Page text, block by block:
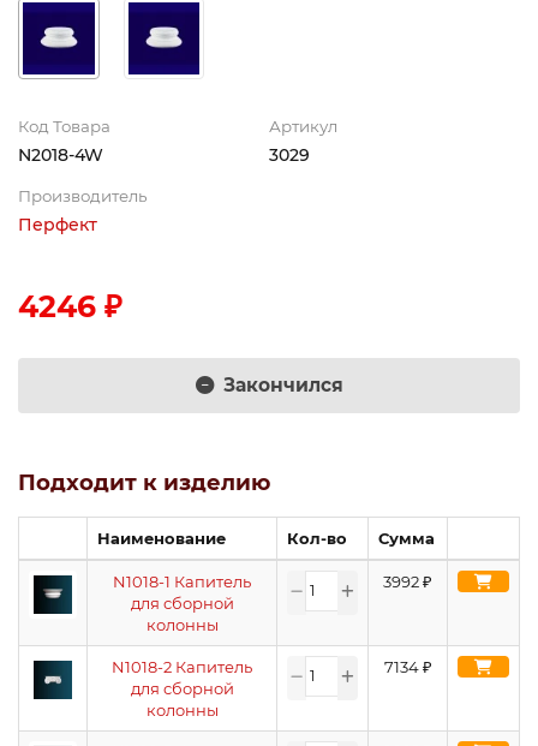
Код Товара
N2018-4W
Артикул
3029
Производитель
Перфект
4246 ₽
Закончился
Подходит к изделию
Наименование Кол-во Сумма
N1018-1 Капитель
для сборной
колонны
3992₽
N1018-2 Капитель
для сборной
колонны
7134₽